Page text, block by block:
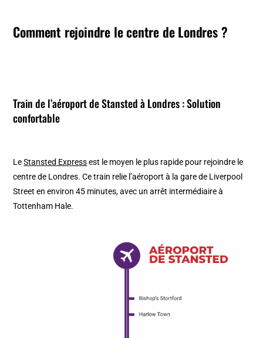
Comment rejoindre le centre de Londres ?
Train de l’aéroport de Stansted à Londres : Solution
confortable
LeStansted Expressest le moyen le plus rapide pour rejoindre le
centre de Londres. Ce train relie l’aéroport à la gare de Liverpool
Street en environ 45 minutes, avec un arrêt intermédiaire à
Tottenham Hale.